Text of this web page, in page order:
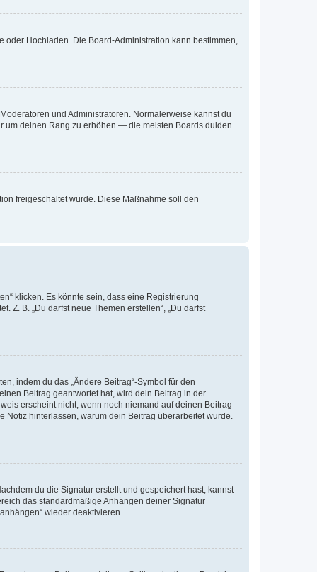
Hochladen. Die Board-Administration kann bestimmen,
und Administratoren. Normalerweise kannst du
um deinen Rang zu erhöhen — die meisten Boards dulden
freigeschaltet wurde. Diese Maßnahme soll den
klicken. Es könnte sein, dass eine Registrierung
B. „Du darfst neue Themen erstellen“, „Du darfst
indem du das „Ändere Beitrag“-Symbol für den
Beitrag geantwortet hat, wird dein Beitrag in der
erscheint nicht, wenn noch niemand auf deinen Beitrag
hinterlassen, warum dein Beitrag überarbeitet wurde.
du die Signatur erstellt und gespeichert hast, kannst
das standardmäßige Anhängen deiner Signatur
wieder deaktivieren.